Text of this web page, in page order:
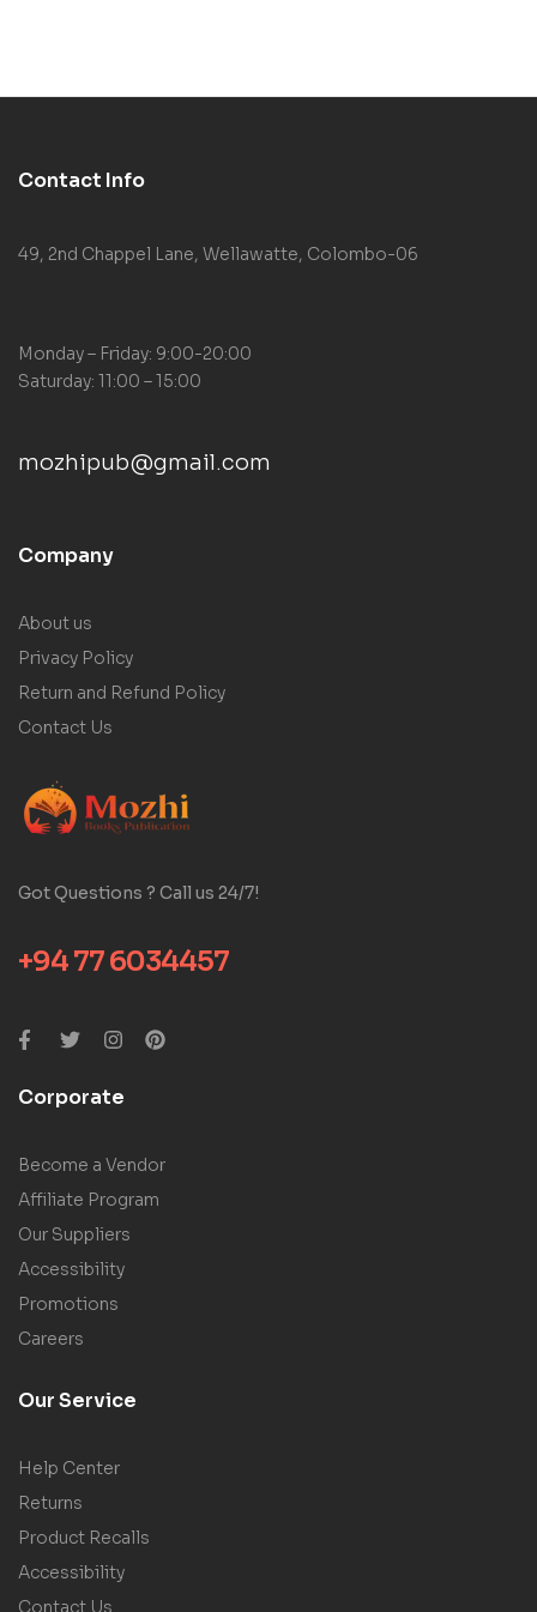
Contact Info
49, 2nd Chappel Lane, Wellawatte, Colombo-06
Monday – Friday: 9:00-20:00
Saturday: 11:00 – 15:00
mozhipub@gmail.com
Company
About us
Privacy Policy
Return and Refund Policy
Contact Us
Got Questions ? Call us 24/7!
+94 77 6034457
Corporate
Become a Vendor
Affiliate Program
Our Suppliers
Accessibility
Promotions
Careers
Our Service
Help Center
Returns
Product Recalls
Accessibility
Contact Us